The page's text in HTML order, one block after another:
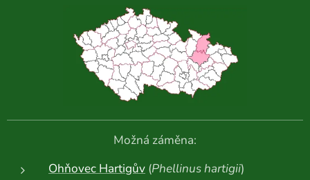
Možná záměna:
Ohňovec Hartigův (Phellinus hartigii)